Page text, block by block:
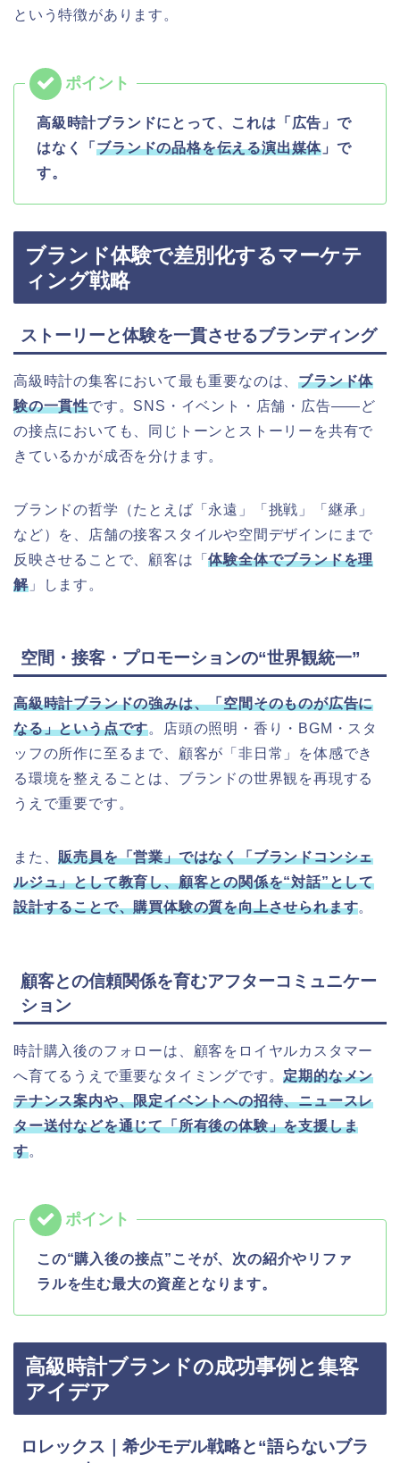
という特徴があります。
高級時計ブランドにとって、これは「広告」で
はなく「ブランドの品格を伝える演出媒体 」で
す。
ブランド体験で差別化するマーケテ
ィング戦略
ストーリーと体験を一貫させるブランディング
高級時計の集客において最も重要なのは、ブランド体
験の一貫性です。SNS・イベント・店舗・広告——ど
の接点においても、同じトーンとストーリーを共有で
きているかが成否を分けます。
ブランドの哲学（たとえば「永遠」「挑戦」「継承」
など）を、店舗の接客スタイルや空間デザインにまで
反映させることで、顧客は「体験全体でブランドを理
解」します。
空間・接客・プロモーションの“世界観統一”
高級時計ブランドの強みは、「空間そのものが広告に
なる」という点です。店頭の照明・香り・BGM・スタ
ッフの所作に至るまで、顧客が「非日常」を体感でき
る環境を整えることは、ブランドの世界観を再現する
うえで重要です。
また、販売員を「営業」ではなく「ブランドコンシェ
ルジュ」として教育し、顧客との関係を“対話”として
設計することで、購買体験の質を向上させられます。
顧客との信頼関係を育むアフターコミュニケー
ション
時計購入後のフォローは、顧客をロイヤルカスタマー
へ育てるうえで重要なタイミングです。定期的なメン
テナンス案内や、限定イベントへの招待、ニュースレ
ター送付などを通じて「所有後の体験」を支援しま
す。
この“購入後の接点”こそが、次の紹介やリファ
ラルを生む最大の資産となります。
高級時計ブランドの成功事例と集客
アイデア
ロレックス｜希少モデル戦略と“語らないブラ